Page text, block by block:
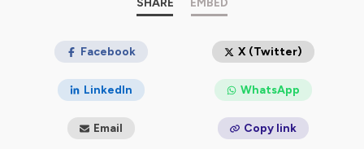
confidentialitepour plus d'informations.
SHARE EMBED
Facebook X (Twitter)
LinkedIn WhatsApp
Email Copy link